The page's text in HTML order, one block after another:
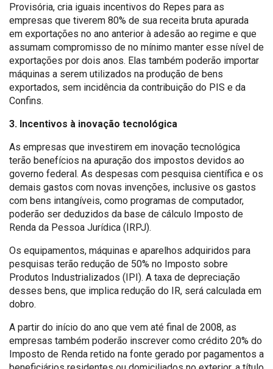
Provisória, cria iguais incentivos do Repes para as
empresas que tiverem 80% de sua receita bruta apurada
em exportações no ano anterior à adesão ao regime e que
assumam compromisso de no mínimo manter esse nível de
exportações por dois anos. Elas também poderão importar
máquinas a serem utilizados na produção de bens
exportados, sem incidência da contribuição do PIS e da
Confins.
3. Incentivos à inovação tecnológica
As empresas que investirem em inovação tecnológica
terão benefícios na apuração dos impostos devidos ao
governo federal. As despesas com pesquisa científica e os
demais gastos com novas invenções, inclusive os gastos
com bens intangíveis, como programas de computador,
poderão ser deduzidos da base de cálculo Imposto de
Renda da Pessoa Jurídica (IRPJ).
Os equipamentos, máquinas e aparelhos adquiridos para
pesquisas terão redução de 50% no Imposto sobre
Produtos Industrializados (IPI). A taxa de depreciação
desses bens, que implica redução do IR, será calculada em
dobro.
A partir do início do ano que vem até final de 2008, as
empresas também poderão inscrever como crédito 20% do
Imposto de Renda retido na fonte gerado por pagamentos a